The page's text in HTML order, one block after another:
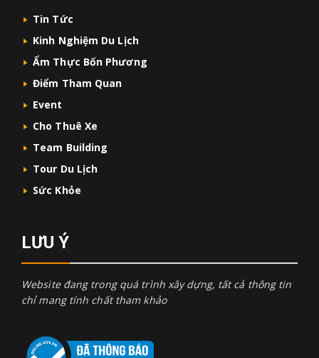
Tin Tức
Kinh Nghiệm Du Lịch
Ẩm Thực Bốn Phương
Điểm Tham Quan
Event
Cho Thuê Xe
Team Building
Tour Du Lịch
Sức Khỏe
LƯU Ý
Website đang trong quá trình xây dựng, tất cả thông tin
chỉ mang tính chất tham khảo